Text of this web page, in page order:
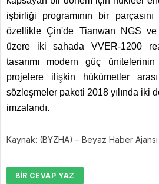
işbirliği programının bir
özellikle Çin'de Tianwan NGS
üzere iki sahada VVER-1200
tasarımı modern güç ünitelerinin
projelere ilişkin hükümetler
sözleşmeler paketi 2018 yılında iki
imzalandı.
Kaynak: (BYZHA) – Beyaz Haber Ajansı
BIR CEVAP YAZ